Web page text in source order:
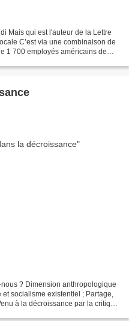
Mais qui est l'auteur de la Lettre
C’est via une combinaison de
1 700 employés américains de
? Dimension anthropologique
socialisme existentiel ; Partage,
à la décroissance par la critique